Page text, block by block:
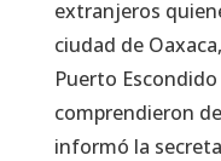
extranjeros
ciudad de
Puerto
comprendieron
informó la